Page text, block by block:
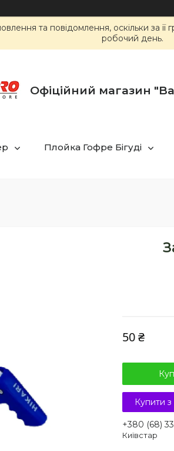
та повідомлення, оскільки за
робочий день.
Офіційний магазин
Плойка Гофре Бігуді
50 ₴
Купити з
+380 (68)
Київстар